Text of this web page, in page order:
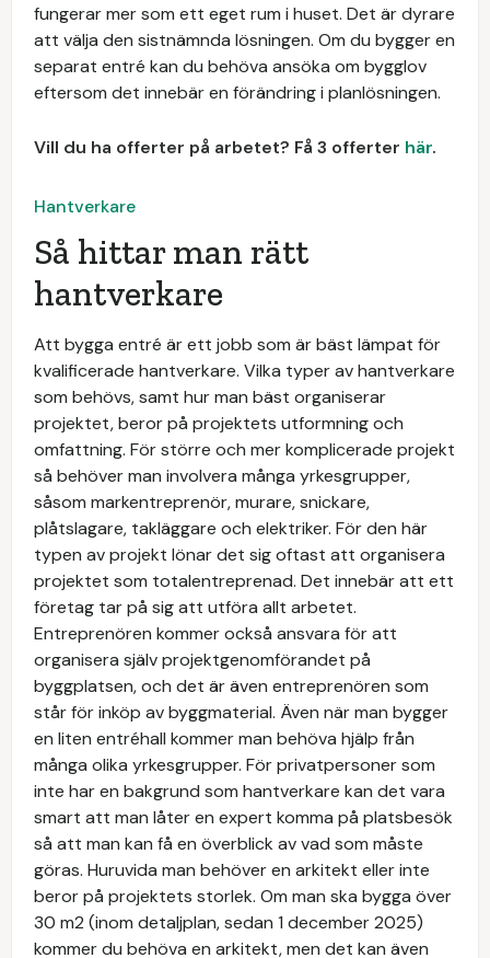
fungerar mer som ett eget rum i huset. Det är dyrare
att välja den sistnämnda lösningen. Om du bygger en
separat entré kan du behöva ansöka om bygglov
eftersom det innebär en förändring i planlösningen.
Vill du ha offerter på arbetet? Få 3 offerter här.
Hantverkare
Så hittar man rätt
hantverkare
Att bygga entré är ett jobb som är bäst lämpat för
kvalificerade hantverkare. Vilka typer av hantverkare
som behövs, samt hur man bäst organiserar
projektet, beror på projektets utformning och
omfattning. För större och mer komplicerade projekt
så behöver man involvera många yrkesgrupper,
såsom markentreprenör, murare, snickare,
plåtslagare, takläggare och elektriker. För den här
typen av projekt lönar det sig oftast att organisera
projektet som totalentreprenad. Det innebär att ett
företag tar på sig att utföra allt arbetet.
Entreprenören kommer också ansvara för att
organisera själv projektgenomförandet på
byggplatsen, och det är även entreprenören som
står för inköp av byggmaterial. Även när man bygger
en liten entréhall kommer man behöva hjälp från
många olika yrkesgrupper. För privatpersoner som
inte har en bakgrund som hantverkare kan det vara
smart att man låter en expert komma på platsbesök
så att man kan få en överblick av vad som måste
göras. Huruvida man behöver en arkitekt eller inte
beror på projektets storlek. Om man ska bygga över
30 m2 (inom detaljplan, sedan 1 december 2025)
kommer du behöva en arkitekt, men det kan även